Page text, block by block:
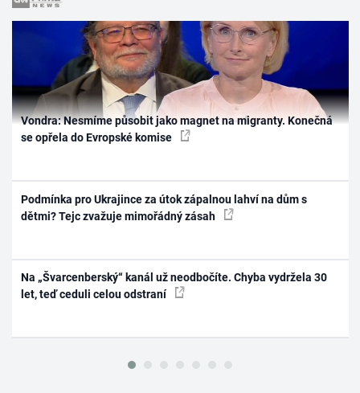
Vondra: Nesmíme působit jako magnet na migranty. Konečná
se opřela do Evropské komise
Podmínka pro Ukrajince za útok zápalnou lahví na dům s
dětmi? Tejc zvažuje mimořádný zásah
Na „Švarcenberský“ kanál už neodbočíte. Chyba vydržela 30
let, teď ceduli celou odstraní